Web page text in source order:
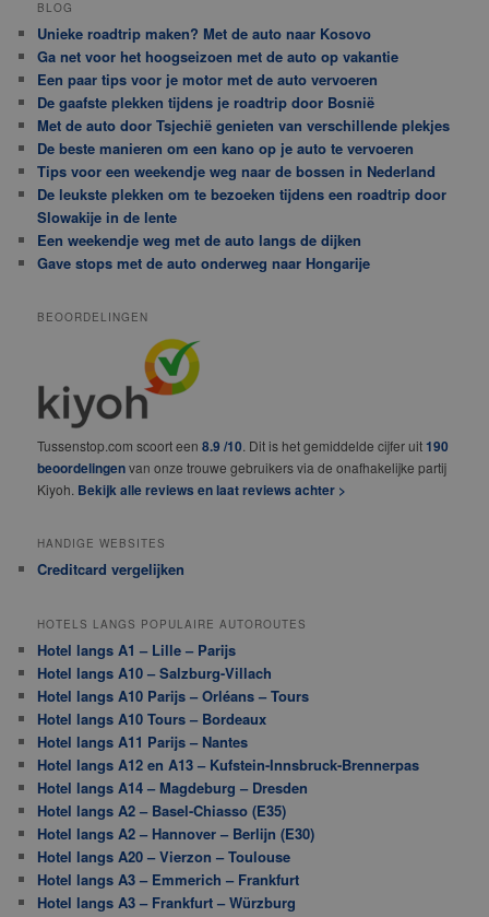
BLOG
Unieke roadtrip maken? Met de auto naar Kosovo
Ga net voor het hoogseizoen met de auto op vakantie
Een paar tips voor je motor met de auto vervoeren
De gaafste plekken tijdens je roadtrip door Bosnië
Met de auto door Tsjechië genieten van verschillende plekjes
De beste manieren om een kano op je auto te vervoeren
Tips voor een weekendje weg naar de bossen in Nederland
De leukste plekken om te bezoeken tijdens een roadtrip door
Slowakije in de lente
Een weekendje weg met de auto langs de dijken
Gave stops met de auto onderweg naar Hongarije
BEOORDELINGEN
Tussenstop.com scoort een8.9 /10 . Dit is het gemiddelde cijfer uit 190
beoordelingenvan onze trouwe gebruikers via de onafhakelijke partij
Kiyoh. Bekijk alle reviews en laat reviews achter >
HANDIGE WEBSITES
Creditcard vergelijken
HOTELS LANGS POPULAIRE AUTOROUTES
Hotel langs A1 – Lille – Parijs
Hotel langs A10 – Salzburg-Villach
Hotel langs A10 Parijs – Orléans – Tours
Hotel langs A10 Tours – Bordeaux
Hotel langs A11 Parijs – Nantes
Hotel langs A12 en A13 – Kufstein-Innsbruck-Brennerpas
Hotel langs A14 – Magdeburg – Dresden
Hotel langs A2 – Basel-Chiasso (E35)
Hotel langs A2 – Hannover – Berlijn (E30)
Hotel langs A20 – Vierzon – Toulouse
Hotel langs A3 – Emmerich – Frankfurt
Hotel langs A3 – Frankfurt – Würzburg